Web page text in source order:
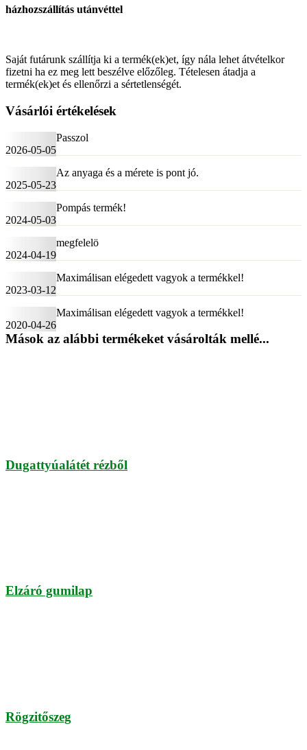
házhozszállítás utánvéttel
Saját futárunk szállítja ki a termék(ek)et, így nála lehet átvételkor
fizetni ha ez meg lett beszélve előzőleg. Tételesen átadja a
termék(ek)et és ellenőrzi a sértetlenségét.
Vásárlói értékelések
2026-05-05
Passzol
2025-05-23
Az anyaga és a mérete is pont jó.
2024-05-03
Pompás termék!
2024-04-19
megfelelö
2023-03-12
Maximálisan elégedett vagyok a termékkel!
2020-04-26
Maximálisan elégedett vagyok a termékkel!
Mások az alábbi termékeket vásárolták mellé...
Dugattyúalátét rézből
Elzáró gumilap
Rögzitőszeg